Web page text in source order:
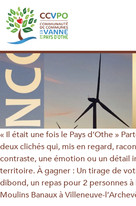
« Il était une fois le Pays d’Othe »
deux clichés qui, mis en regard,
contraste, une émotion ou un détail
territoire. À gagner : Un tirage de
dibond, un repas pour 2 personnes à
Moulins Banaux à Villeneuve-